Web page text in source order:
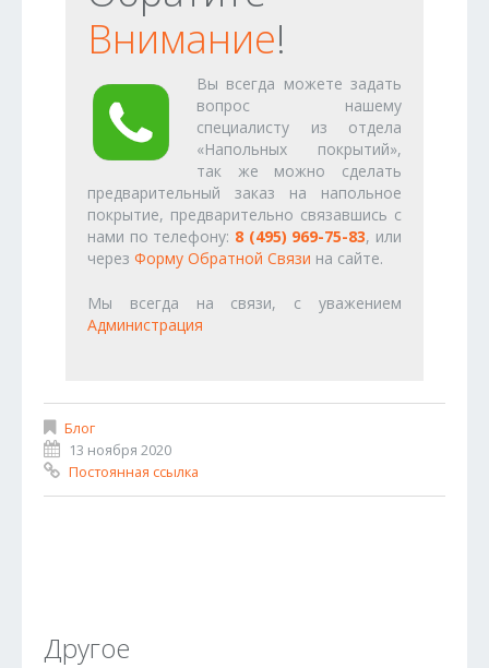
Внимание!
Вы всегда можете задать
вопрос нашему
специалисту из отдела
«Напольных покрытий»,
так же можно сделать
предварительный заказ на напольное
покрытие, предварительно связавшись с
нами по телефону: 8 (495) 969-75-83, или
через Форму Обратной Связи на сайте.
Мы всегда на связи, с уважением
Администрация
Блог
13 ноября 2020
Постоянная ссылка
Другое